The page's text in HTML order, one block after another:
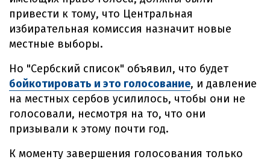
привести к тому, что Центральная
избирательная комиссия назначит новые
местные выборы.
Но "Сербский список" объявил, что будет
бойкотировать и это голосование, и давление
на местных сербов усилилось, чтобы они не
голосовали, несмотря на то, что они
призывали к этому почти год.
К моменту завершения голосования только